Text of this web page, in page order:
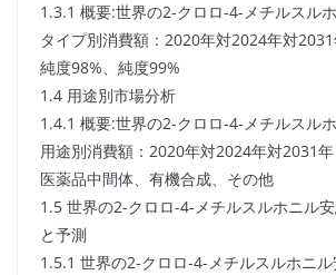
1.3.1 概要:世界の2-クロロ-4-メチルスル
タイプ別消費額：2020年対2024年対
純度98%、純度99%
1.4 用途別市場分析
1.4.1 概要:世界の2-クロロ-4-メチルスル
用途別消費額：2020年対2024年対2031年
医薬品中間体、有機合成、その他
1.5 世界の2-クロロ-4-メチルスルホニル
と予測
1.5.1 世界の2-クロロ-4-メチルスルホニ